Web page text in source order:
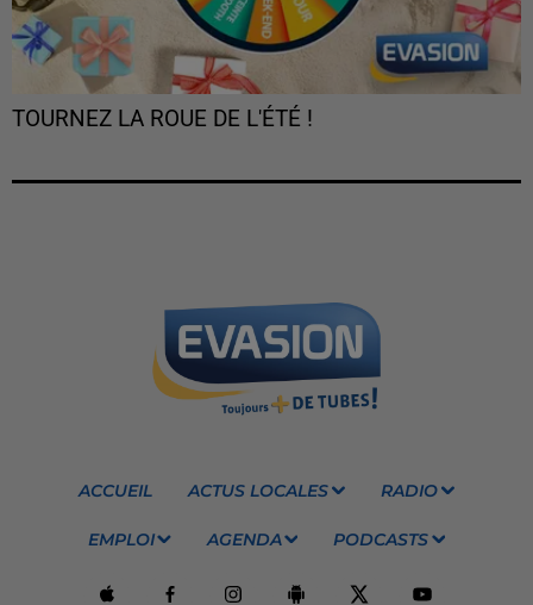
TOURNEZ LA ROUE DE L'ÉTÉ !
ACCUEIL ACTUS LOCALES RADIO
EMPLOI AGENDA PODCASTS